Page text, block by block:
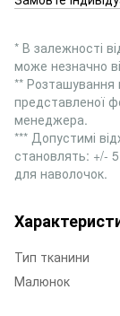
* В залежності
може незначно
** Розташування
представленої
менеджера.
*** Допустимі
становлять: +/-
для наволочок.
Тип тканини
Малюнок